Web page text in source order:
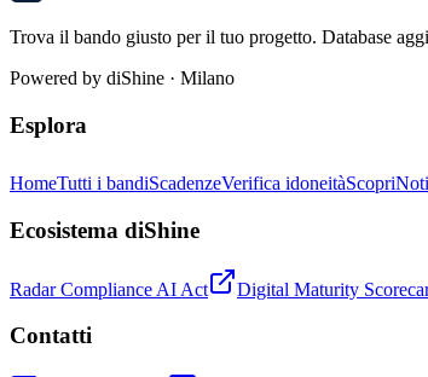
Trova il bando giusto per il tuo progetto. Database
Powered by diShine · Milano
Esplora
HomeTutti i bandiScadenzeVerifica idoneitàScopri
Ecosistema diShine
Radar Compliance AI Act Digital Maturity
Contatti